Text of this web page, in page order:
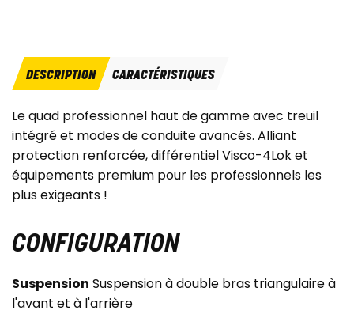
DESCRIPTION CARACTÉRISTIQUES
Le quad professionnel haut de gamme avec treuil
intégré et modes de conduite avancés. Alliant
protection renforcée, différentiel Visco-4Lok et
équipements premium pour les professionnels les
plus exigeants !
CONFIGURATION
Suspension Suspension à double bras triangulaire à
l'avant et à l'arrière